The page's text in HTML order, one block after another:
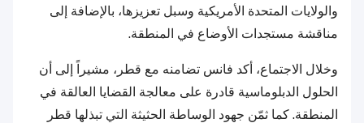
والولايات المتحدة الأمريكية وسبل تعزيزها، بالإضافة إلى
مناقشة مستجدات الأوضاع في المنطقة.
وخلال الاجتماع، أكد فانس تضامنه مع قطر، مشيراً إلى أن
الحلول الدبلوماسية قادرة على معالجة القضايا العالقة في
المنطقة. كما ثمّن جهود الوساطة الحثيثة التي تبذلها قطر